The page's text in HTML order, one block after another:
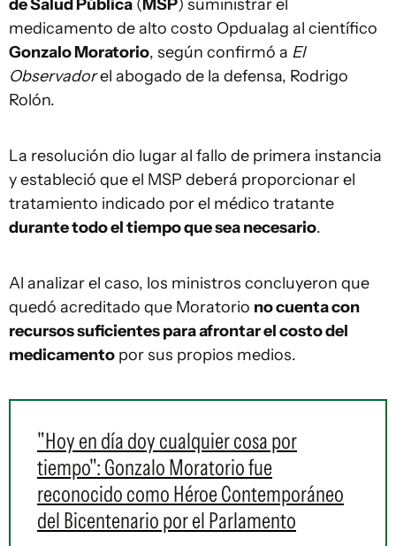
de Salud Pública (MSP) suministrar el
medicamento de alto costo Opdualag al científico
Gonzalo Moratorio, según confirmó a El
Observadorel abogado de la defensa, Rodrigo
Rolón.
La resolución dio lugar al fallo de primera instancia
y estableció que el MSP deberá proporcionar el
tratamiento indicado por el médico tratante
durante todo el tiempo que sea necesario.
Al analizar el caso, los ministros concluyeron que
quedó acreditado que Moratorio no cuenta con
recursos suficientes para afrontar el costo del
medicamento por sus propios medios.
"Hoy en día doy cualquier cosa por
tiempo": Gonzalo Moratorio fue
reconocido como Héroe Contemporáneo
del Bicentenario por el Parlamento